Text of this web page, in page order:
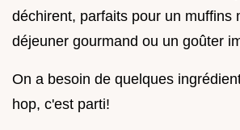
déchirent, parfaits pour un muffins
déjeuner gourmand ou un goûter
On a besoin de quelques
hop, c'est parti!